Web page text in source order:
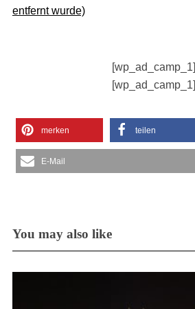
entfernt wurde)
[wp_ad_camp_1]
[wp_ad_camp_1]
merken teilen
E-Mail
You may also like